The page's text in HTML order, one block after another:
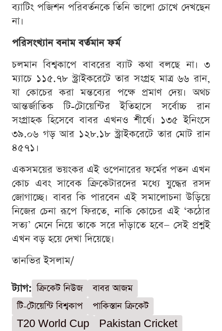
ব্যাটিং পজিশন পরিবর্তনকে তিনি ভালো চোখে দেখছেন
না।
পরিসংখ্যান বনাম বর্তমান ফর্ম
চলমান বিশ্বকাপে বাবরের ব্যাট কথা বলছে না। ৩
ম্যাচে ১১৫.৭৮ স্ট্রাইকরেটে তার সংগ্রহ মাত্র ৬৬ রান,
যা কোচের করা মন্তব্যের পক্ষে প্রমাণ দেয়। অথচ
আন্তর্জাতিক টি-টোয়েন্টির ইতিহাসে সর্বোচ্চ রান
সংগ্রাহক হিসেবে বাবর এখনও শীর্ষে। ১৩৫ ইনিংসে
৩৯.০৬ গড় আর ১২৮.১৮ স্ট্রাইকরেটে তার মোট রান
৪৫৭১।
একসময়ের ভয়ংকর এই ওপেনারের ফর্মের পতন এখন
কোচ এবং সাবেক ক্রিকেটারদের মধ্যে যুদ্ধের রসদ
জোগাচ্ছে। বাবর কি পারবেন এই সমালোচনা উড়িয়ে
নিজের চেনা রূপে ফিরতে, নাকি কোচের এই ‘কঠোর
সত্য’ মেনে নিয়ে তাকে সরে দাঁড়াতে হবে— সেই প্রশ্নই
এখন বড় হয়ে দেখা দিয়েছে।
তানভির ইসলাম/
ট্যাগ: ক্রিকেট নিউজ
বাবর আজম
টি-টোয়েন্টি বিশ্বকাপ
পাকিস্তান ক্রিকেট
T20 World Cup
Pakistan Cricket